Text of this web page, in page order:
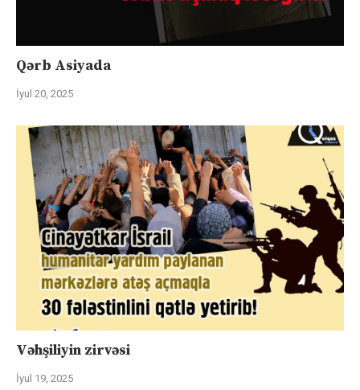
Qərb Asiyada
İyul 20, 2025
Vəhşiliyin zirvəsi
İyul 19, 2025